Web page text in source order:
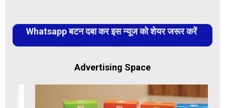
Whatsapp बटन दबा कर इस न्यूज को शेयर जरूर करें
Advertising Space